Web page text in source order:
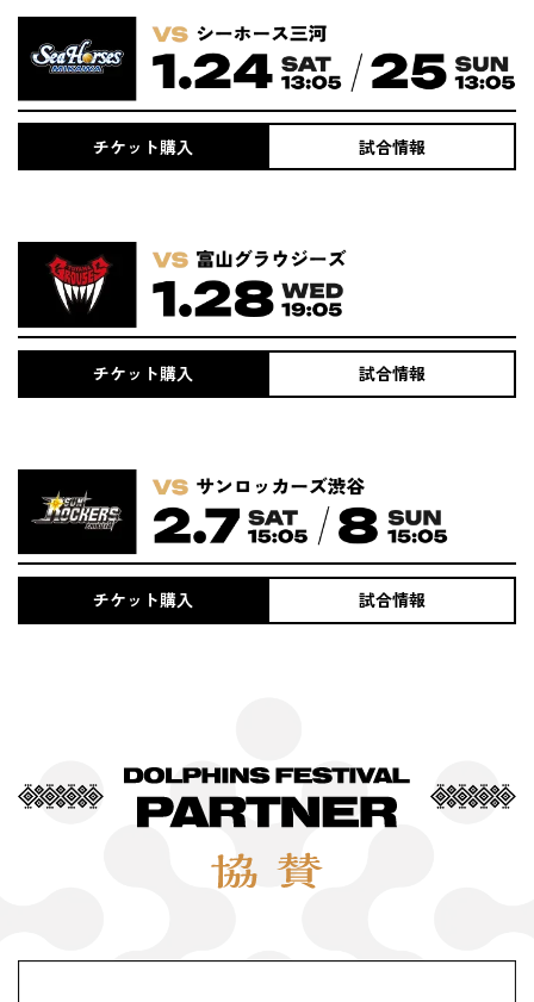
チケット購入 試合情報
チケット購入 試合情報
チケット購入 試合情報